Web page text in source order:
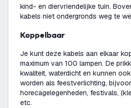
kind- en diervriendelijke tuin.
kabels niet ondergronds weg te
Koppelbaar
Je kunt deze kabels aan elkaar
maximum van 100 lampen. De
kwaliteit, waterdicht en kunnen
worden als feestverlichting,
horecagelegenheden, festivals,
etc.